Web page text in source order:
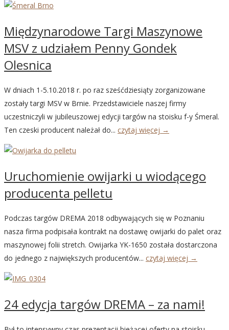
Międzynarodowe Targi Maszynowe
MSV z udziałem Penny Gondek
Olesnica
W dniach 1-5.10.2018 r. po raz sześćdziesiąty zorganizowane
zostały targi MSV w Brnie. Przedstawiciele naszej firmy
uczestniczyli w jubileuszowej edycji targów na stoisku f-y Śmeral.
Ten czeski producent należał do... czytaj więcej →
Uruchomienie owijarki u wiodącego
producenta pelletu
Podczas targów DREMA 2018 odbywających się w Poznaniu
nasza firma podpisała kontrakt na dostawę owijarki do palet oraz
maszynowej folii stretch. Owijarka YK-1650 została dostarczona
do jednego z największych producentów... czytaj więcej →
24 edycja targów DREMA – za nami!